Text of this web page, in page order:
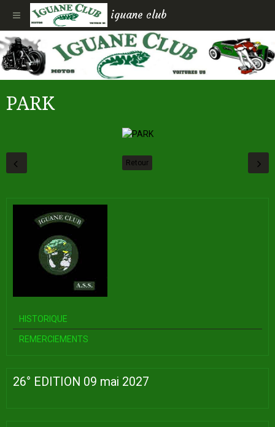
iguane club
PARK
Retour
HISTORIQUE
REMERCIEMENTS
26° EDITION 09 mai 2027